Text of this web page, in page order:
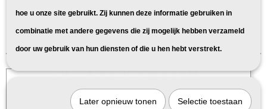
hoe u onze site gebruikt. Zij kunnen deze informatie gebruiken in
combinatie met andere gegevens die zij mogelijk hebben verzameld
door uw gebruik van hun diensten of die u hen hebt verstrekt.
Later opnieuw tonen Selectie toestaan